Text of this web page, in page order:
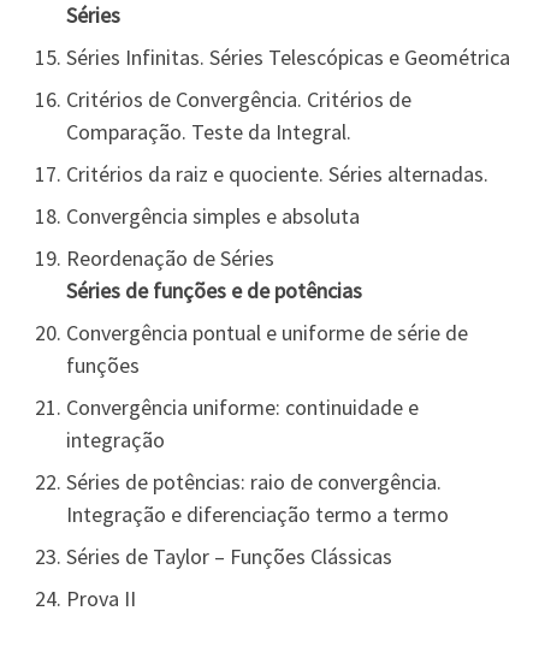
Séries
Séries Infinitas. Séries Telescópicas e Geométrica
Critérios de Convergência. Critérios de
Comparação. Teste da Integral.
Critérios da raiz e quociente. Séries alternadas.
Convergência simples e absoluta
Reordenação de Séries
Séries de funções e de potências
Convergência pontual e uniforme de série de
funções
Convergência uniforme: continuidade e
integração
Séries de potências: raio de convergência.
Integração e diferenciação termo a termo
Séries de Taylor – Funções Clássicas
Prova II